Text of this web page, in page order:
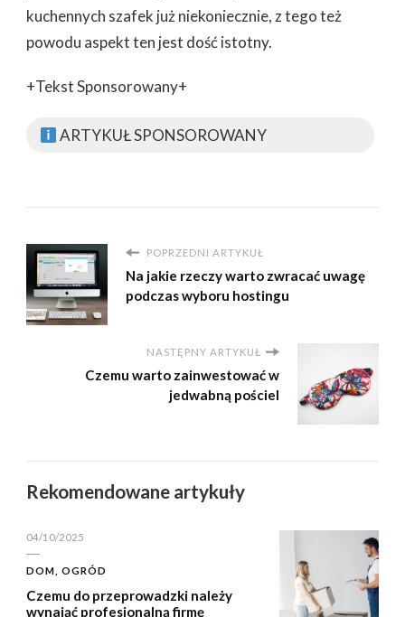
kuchennych szafek już niekoniecznie, z tego też
powodu aspekt ten jest dość istotny.
+Tekst Sponsorowany+
ARTYKUŁ SPONSOROWANY
POPRZEDNI ARTYKUŁ
Na jakie rzeczy warto zwracać uwagę
podczas wyboru hostingu
NASTĘPNY ARTYKUŁ
Czemu warto zainwestować w
jedwabną pościel
Rekomendowane artykuły
04/10/2025
DOM, OGRÓD
Czemu do przeprowadzki należy
wynająć profesjonalną firmę